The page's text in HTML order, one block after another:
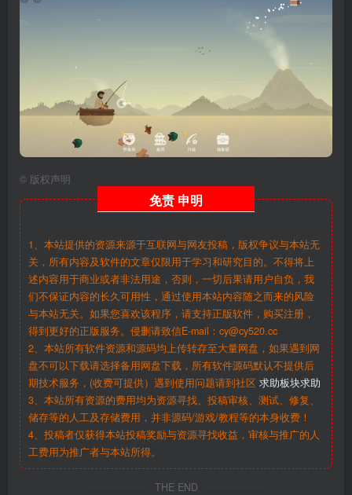
© 版权声明
免责 申明
1、本站提供的资源来源于互联网与网友投稿，版权争议与本站无
关，所有内容及软件的文章仅限用于学习和研究目的。不得将上
述内容用于商业或者非法用途，否则，一切后果请用户自负，我
们不保证内容的长久可用性，通过使用本站内容随之而来的风险
与本站无关。如果您喜欢该程序，请支持正版软件，购买注册，
得到更好的正版服务。侵删请致信E-mail：cy@cy520.cc
2、本站所有软件资源和源码均上传转存至大量网盘，如果遇到网
盘不可以下载请选择备用网盘下载，所有软件源码默认不提供后
期技术服务，(收费可提供）遇到使用问题请到社区 求助板块求助
3、本站所有资源的费用均为资源寻找、投稿审核、测试、修复、
储存等的人工及存储费用，并非源码/游戏/教程等的本身收费！
4、投稿者仅获得本站投稿奖励与资源寻找收益，审核与推广的人
工费用为推广者与本站所得。
THE END